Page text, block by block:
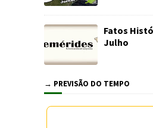
Fatos
Julho
→ PREVISÃO DO TEMPO